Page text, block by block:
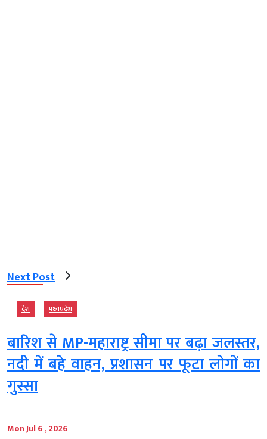
Next Post
देश मध्‍यप्रदेश
बारिश से MP-महाराष्ट्र सीमा पर बढ़ा जलस्तर,
नदी में बहे वाहन, प्रशासन पर फूटा लोगों का
गुस्सा
Mon Jul 6 , 2026